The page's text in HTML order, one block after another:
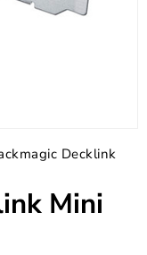
Decklink
Mini